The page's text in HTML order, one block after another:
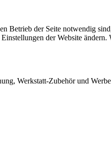
Betrieb der Seite notwendig
der Website
Werkstatt-Zubehör und